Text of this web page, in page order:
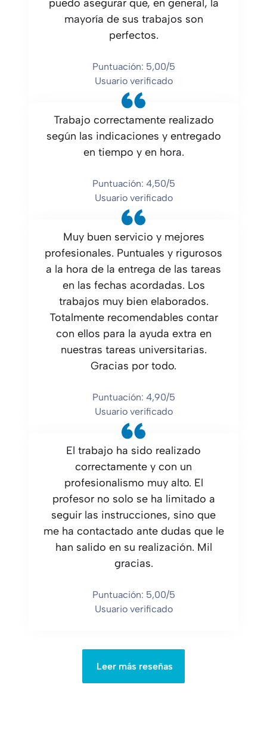
puedo asegurar que, en general, la
mayoría de sus trabajos son
perfectos.
Puntuación: 5,00/5
Usuario verificado
Trabajo correctamente realizado
según las indicaciones y entregado
en tiempo y en hora.
Puntuación: 4,50/5
Usuario verificado
Muy buen servicio y mejores
profesionales. Puntuales y rigurosos
a la hora de la entrega de las tareas
en las fechas acordadas. Los
trabajos muy bien elaborados.
Totalmente recomendables contar
con ellos para la ayuda extra en
nuestras tareas universitarias.
Gracias por todo.
Puntuación: 4,90/5
Usuario verificado
El trabajo ha sido realizado
correctamente y con un
profesionalismo muy alto. El
profesor no solo se ha limitado a
seguir las instrucciones, sino que
me ha contactado ante dudas que le
han salido en su realización. Mil
gracias.
Puntuación: 5,00/5
Usuario verificado
Leer más reseñas